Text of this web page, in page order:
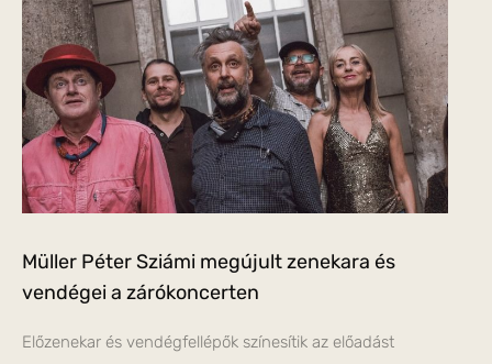
Müller Péter Sziámi megújult zenekara és
vendégei a zárókoncerten
Előzenekar és vendégfellépők színesítik az előadást